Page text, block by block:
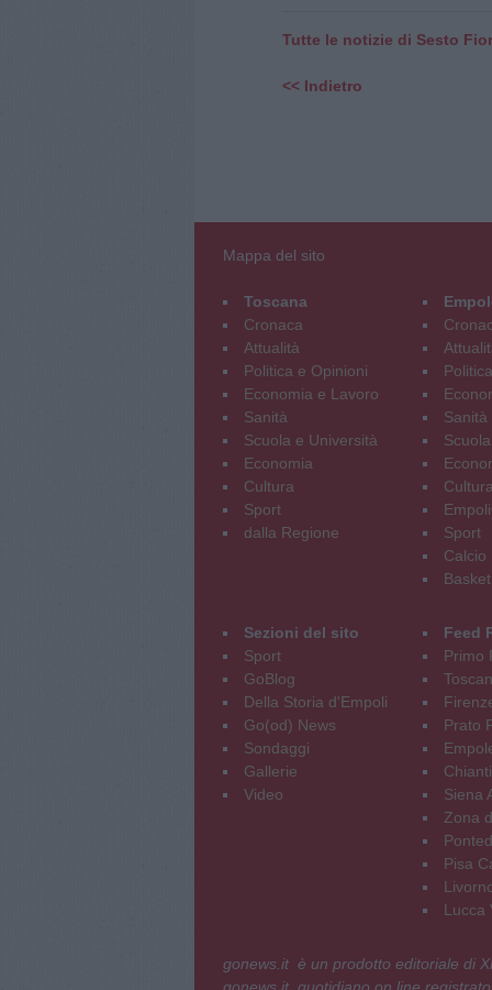
Tutte le notizie di Sesto
<< Indietro
Mappa del sito
Toscana
Cronaca
Attualità
Politica e Opinioni
Economia e Lavoro
Sanità
Scuola e Università
Economia
Cultura
Sport
dalla Regione
Sanità
Cultura
Sport
Calcio
Basket
Sezioni del sito
Sport
GoBlog
Della Storia d'Empoli
Go(od) News
Sondaggi
Gallerie
Video
Feed
Primo
Prato
Siena
Zona
Pisa
Lucca
gonews.it è un prodotto editoriale di